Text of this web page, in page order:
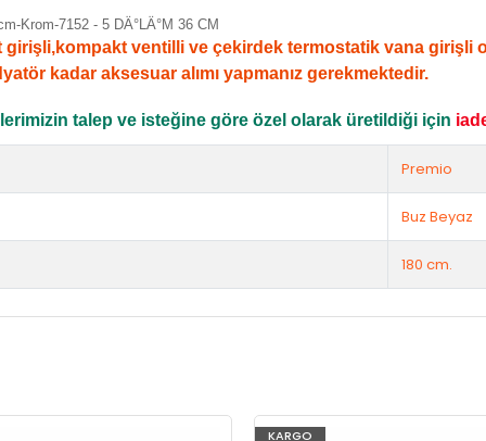
ventilli ve çekirdek termostatik vana girişli
kadar aksesuar alımı yapmanız gerekmektedir.
talep ve isteğine göre özel olarak üretildiği için
Premio
Buz Beyaz
180 cm.
KARGO